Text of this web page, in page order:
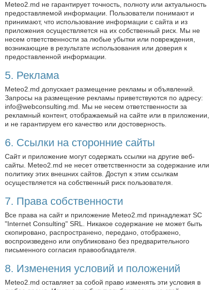
Meteo2.md не гарантирует точность, полноту или актуальность
предоставляемой информации. Пользователи понимают и
принимают, что использование информации с сайта и из
приложения осуществляется на их собственный риск. Мы не
несем ответственности за любые убытки или повреждения,
возникающие в результате использования или доверия к
предоставленной информации.
5. Реклама
Meteo2.md допускает размещение рекламы и объявлений.
Запросы на размещение рекламы приветствуются по адресу:
info@webconsulting.md . Мы не несем ответственности за
рекламный контент, отображаемый на сайте или в приложении,
и не гарантируем его качество или достоверность.
6. Ссылки на сторонние сайты
Сайт и приложение могут содержать ссылки на другие веб-
сайты. Meteo2.md не несет ответственности за содержание или
политику этих внешних сайтов. Доступ к этим ссылкам
осуществляется на собственный риск пользователя.
7. Права собственности
Все права на сайт и приложение Meteo2.md принадлежат SC
"Internet Consulting" SRL. Никакое содержание не может быть
скопировано, распространено, передано, отображено,
воспроизведено или опубликовано без предварительного
письменного согласия правообладателя.
8. Изменения условий и положений
Meteo2.md оставляет за собой право изменять эти условия в